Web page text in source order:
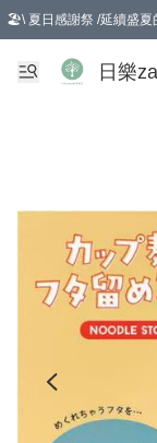
🏖️\ 夏日感謝祭 /延續盛
選擇GoGoX住宅/工商地
日樂